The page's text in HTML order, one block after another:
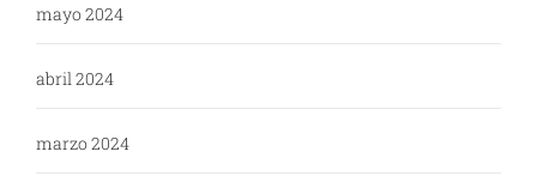
mayo 2024
abril 2024
marzo 2024